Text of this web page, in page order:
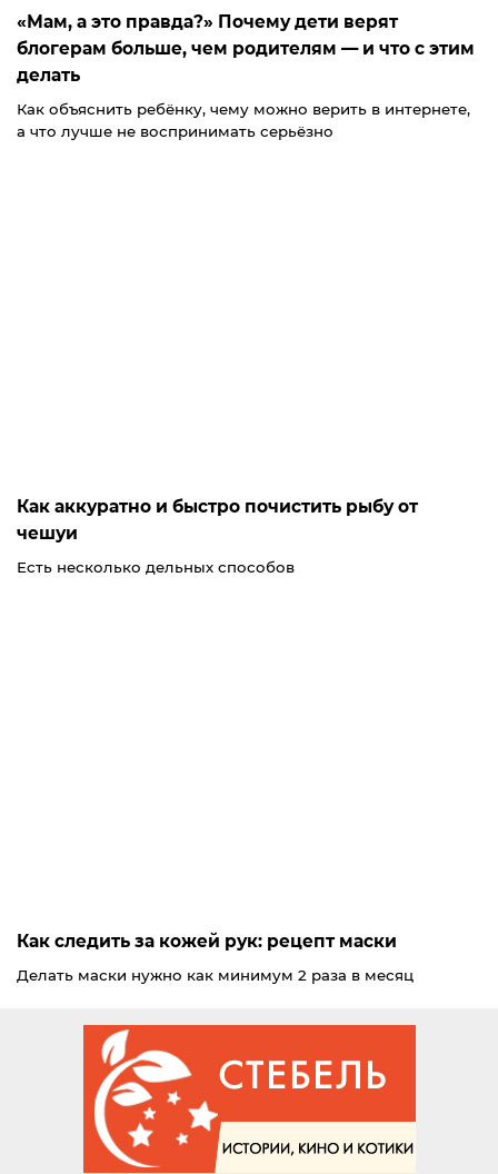
«Мам, а это правда?» Почему дети верят
блогерам больше, чем родителям — и что с этим
делать
Как объяснить ребёнку, чему можно верить в интернете,
а что лучше не воспринимать серьёзно
Как аккуратно и быстро почистить рыбу от
чешуи
Есть несколько дельных способов
Как следить за кожей рук: рецепт маски
Делать маски нужно как минимум 2 раза в месяц